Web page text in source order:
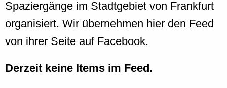
Spaziergänge im Stadtgebiet von Frankfurt
organisiert. Wir übernehmen hier den Feed
von ihrer Seite auf Facebook.
Derzeit keine Items im Feed.